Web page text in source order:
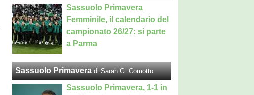
Sassuolo Primavera
Femminile, il calendario del
campionato 26/27: si parte
a Parma
Sassuolo Primavera di Sarah G. Comotto
Sassuolo Primavera, 1-1 in